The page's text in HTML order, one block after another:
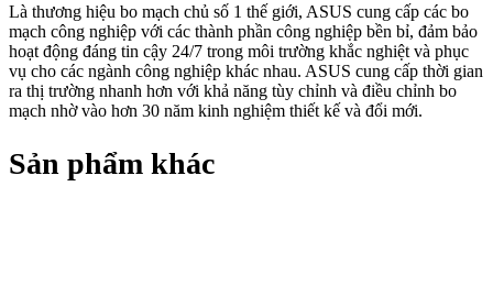
Là thương hiệu bo mạch chủ số 1 thế giới, ASUS cung cấp các bo
mạch công nghiệp với các thành phần công nghiệp bền bỉ, đảm bảo
hoạt động đáng tin cậy 24/7 trong môi trường khắc nghiệt và phục
vụ cho các ngành công nghiệp khác nhau. ASUS cung cấp thời gian
ra thị trường nhanh hơn với khả năng tùy chỉnh và điều chỉnh bo
mạch nhờ vào hơn 30 năm kinh nghiệm thiết kế và đổi mới.
Sản phẩm khác